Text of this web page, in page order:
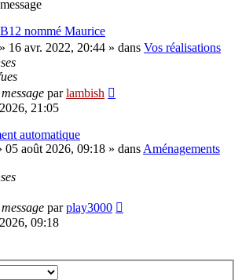
nommé Maurice
» 16 avr. 2022, 20:44 » dans Vos réalisations
parlambish
21:05
automatique
05 août 2026, 09:18 » dans Aménagements
parplay3000
09:18